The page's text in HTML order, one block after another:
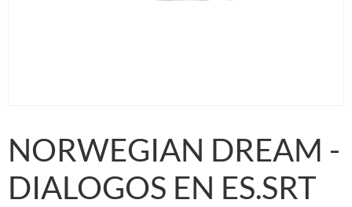
NORWEGIAN DREAM -
DIALOGOS EN ES.SRT